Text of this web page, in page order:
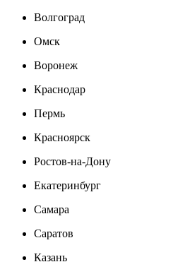
Волгоград
Омск
Воронеж
Краснодар
Пермь
Красноярск
Ростов-на-Дону
Екатеринбург
Самара
Саратов
Казань